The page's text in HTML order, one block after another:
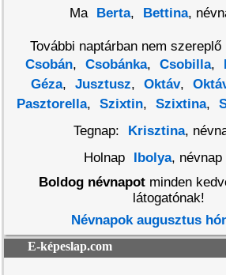
Ma
Berta, Bettina,
További naptárban nem szereplő
Csobán, Csobánka, Csobilla,
Géza, Jusztusz, Oktáv,
Pasztorella, Szixtin, Szixtina,
Tegnap:
Krisztina,
Holnap
Ibolya, névnap
Boldog névnapotminden
látogatónak!
Névnapok augusztus
E-képeslap.com